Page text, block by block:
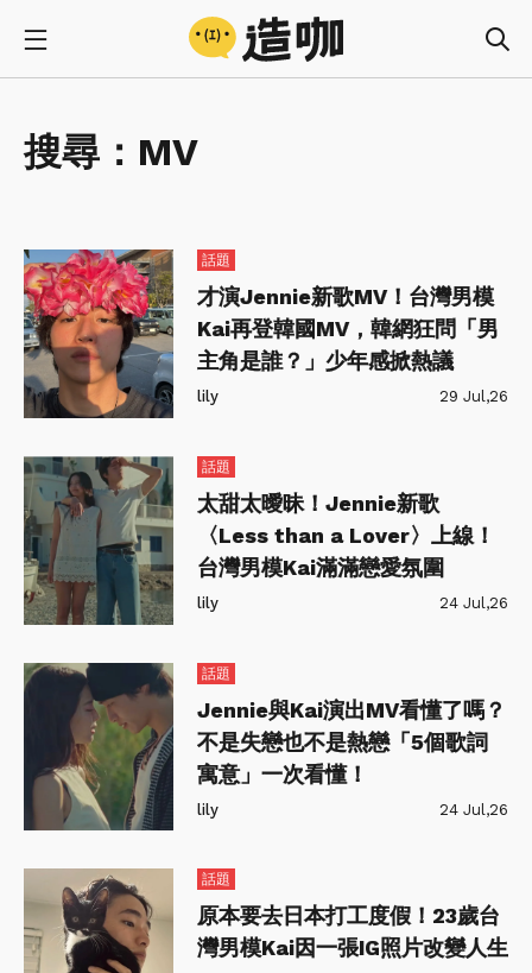
搜尋： MV
話題
才演Jennie新歌MV！台灣男模
Kai再登韓國MV，韓網狂問「男
主角是誰？」少年感掀熱議
lily 29 Jul,26
話題
太甜太曖昧！Jennie新歌
〈Less than a Lover〉上線！
台灣男模Kai滿滿戀愛氛圍
lily 24 Jul,26
話題
Jennie與Kai演出MV看懂了嗎？
不是失戀也不是熱戀「5個歌詞
寓意」一次看懂！
lily 24 Jul,26
話題
原本要去日本打工度假！23歲台
灣男模Kai因一張IG照片改變人生